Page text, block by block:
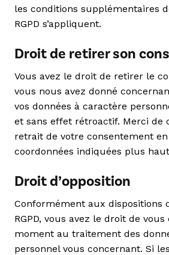
les conditions supplémentaires
RGPD s’appliquent.
Droit de retirer son
Vous avez le droit de retirer le
vous nous avez donné
vos données à caractère
et sans effet rétroactif. Merci de
retrait de votre consentement
coordonnées indiquées plus
Droit d’opposition
Conformément aux dispositions
RGPD, vous avez le droit de
moment au traitement des
personnel vous concernant. Si